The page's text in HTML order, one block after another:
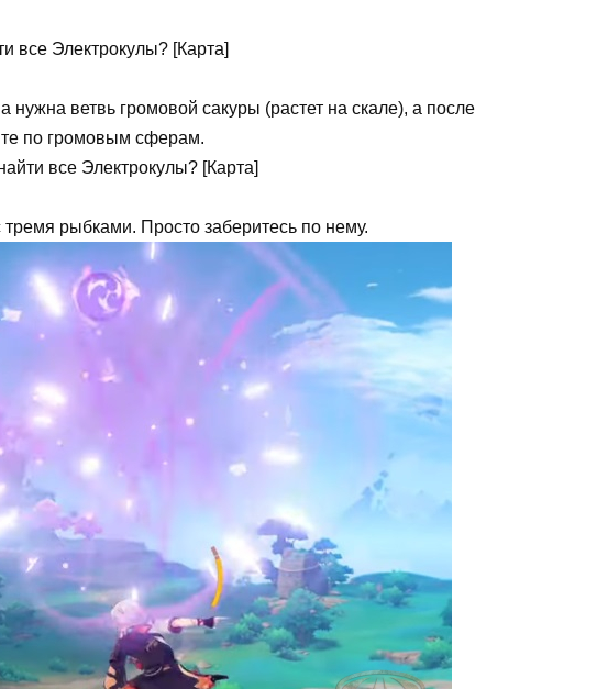
нужна ветвь громовой сакуры (растет на скале), а после
по громовым сферам.
рыбками. Просто заберитесь по нему.